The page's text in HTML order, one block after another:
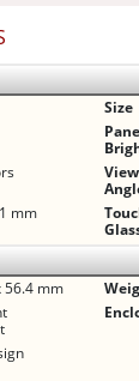
Size
View
mm
56.4 mm